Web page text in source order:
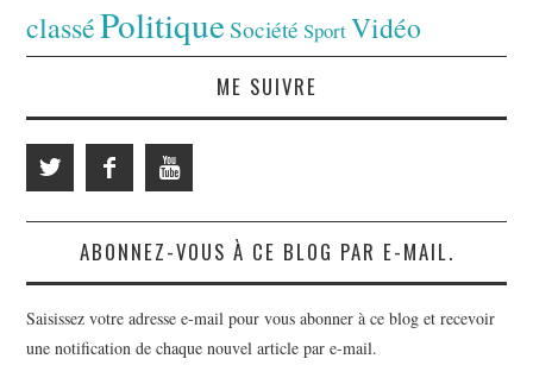
classéPolitiqueSociété SportVidéo
ME SUIVRE
ABONNEZ-VOUS À CE BLOG PAR E-MAIL.
Saisissez votre adresse e-mail pour vous abonner à ce blog et recevoir
une notification de chaque nouvel article par e-mail.